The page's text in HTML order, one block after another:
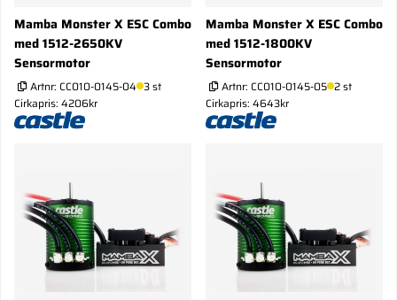
Mamba Monster X ESC Combo
med 1512-2650KV
Sensormotor
Artnr: CC010-0145-04 3 st
Cirkapris: 4206kr
Mamba Monster X ESC Combo
med 1512-1800KV
Sensormotor
Artnr: CC010-0145-05 2 st
Cirkapris: 4643kr